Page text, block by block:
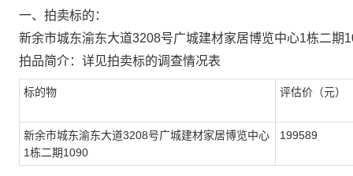
一、拍卖标的：
新余市城东渝东大道3208号广城建材家居博览中心1栋二期
拍品简介： 详见拍卖标的调查情况表
标的物 评估价 （元）
新余市城东渝东大道3208号广城建材家居博览中心
1栋二期1090
199589